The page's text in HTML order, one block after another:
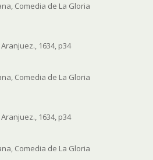
Comedia de La Gloria
1634, p34
Comedia de La Gloria
1634, p34
Comedia de La Gloria